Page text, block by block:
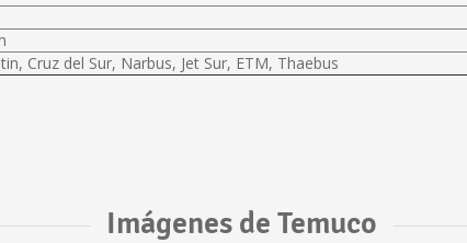
Cruz del Sur, Narbus, Jet Sur, ETM, Thaebus
Imágenes de Temuco